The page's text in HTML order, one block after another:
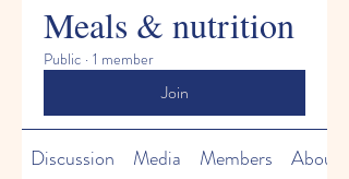
Meals & nutrition
Public · 1 member
Join
Discussion Media Members About